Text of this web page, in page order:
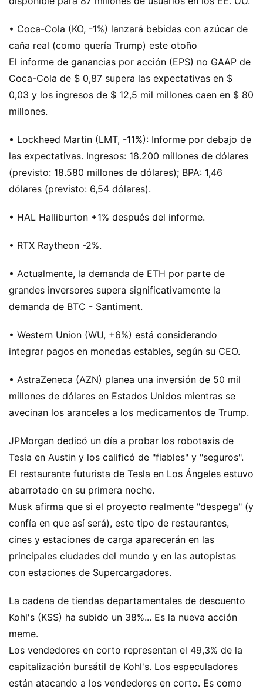
• Coca-Cola (KO, -1%) lanzará bebidas con azúcar de
caña real (como quería Trump) este otoño
El informe de ganancias por acción (EPS) no GAAP de
Coca-Cola de $ 0,87 supera las expectativas en $
0,03 y los ingresos de $ 12,5 mil millones caen en $ 80
millones.
• Lockheed Martin (LMT, -11%): Informe por debajo de
las expectativas. Ingresos: 18.200 millones de dólares
(previsto: 18.580 millones de dólares); BPA: 1,46
dólares (previsto: 6,54 dólares).
• HAL Halliburton +1% después del informe.
• RTX Raytheon -2%.
• Actualmente, la demanda de ETH por parte de
grandes inversores supera significativamente la
demanda de BTC - Santiment.
• Western Union (WU, +6%) está considerando
integrar pagos en monedas estables, según su CEO.
• AstraZeneca (AZN) planea una inversión de 50 mil
millones de dólares en Estados Unidos mientras se
avecinan los aranceles a los medicamentos de Trump.
JPMorgan dedicó un día a probar los robotaxis de
Tesla en Austin y los calificó de "fiables" y "seguros".
El restaurante futurista de Tesla en Los Ángeles estuvo
abarrotado en su primera noche.
Musk afirma que si el proyecto realmente "despega" (y
confía en que así será), este tipo de restaurantes,
cines y estaciones de carga aparecerán en las
principales ciudades del mundo y en las autopistas
con estaciones de Supercargadores.
La cadena de tiendas departamentales de descuento
Kohl's (KSS) ha subido un 38%... Es la nueva acción
meme.
Los vendedores en corto representan el 49,3% de la
capitalización bursátil de Kohl's. Los especuladores
están atacando a los vendedores en corto. Es como